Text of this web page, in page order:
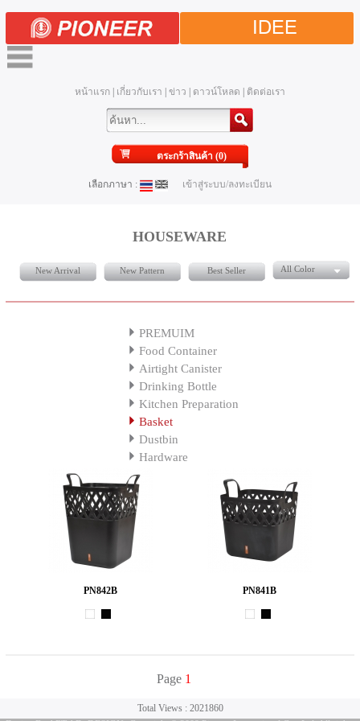
IDEE
หน้าแรก| เกี่ยวกับเรา ข่าว ดาวน์โหลด ติดต่อเรา
ตระกร้าสินค้า (0)
เลือกภาษา : เข้าสู่ระบบ/ลงทะเบียน
HOUSEWARE
New Arrival New Pattern Best Seller All Color
PREMUIM
Food Container
Airtight Canister
Drinking Bottle
Kitchen Preparation
Basket
Dustbin
Hardware
PN842B PN841B
Page 1
Total Views : 2021860